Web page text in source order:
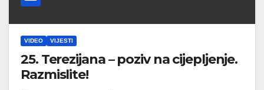
VIDEO VIJESTI
25. Terezijana – poziv na cijepljenje.
Razmislite!